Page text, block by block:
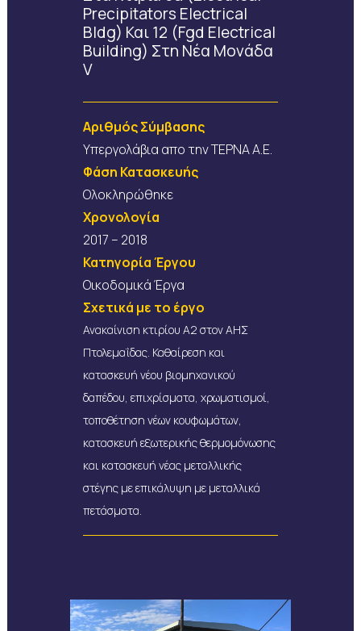
Precipitators Electrical
Bldg) Και 12 (fgd Electrical
Building) Στη Νέα Μονάδα
V
Αριθμός Σύμβασης
Υπεργολάβια απο την ΤΕΡΝΑ Α.Ε.
Φάση Κατασκευής
Ολοκληρώθηκε
Χρονολογία
2017 – 2018
Κατηγορία Έργου
Οικοδομικά Έργα
Σχετικά με το έργο
Ανακαίνιση κτιρίου Α2 στον ΑΗΣ
Πτολεμαΐδας. Καθαίρεση και
κατασκευή νέου βιομηχανικού
δαπέδου, επιχρίσματα, χρωματισμοί,
τοποθέτηση νέων κουφωμάτων,
κατασκευή εξωτερικής θερμομόνωσης
και κατασκευή νέας μεταλλικής
στέγης με επικάλυψη με μεταλλικά
πετάσματα.